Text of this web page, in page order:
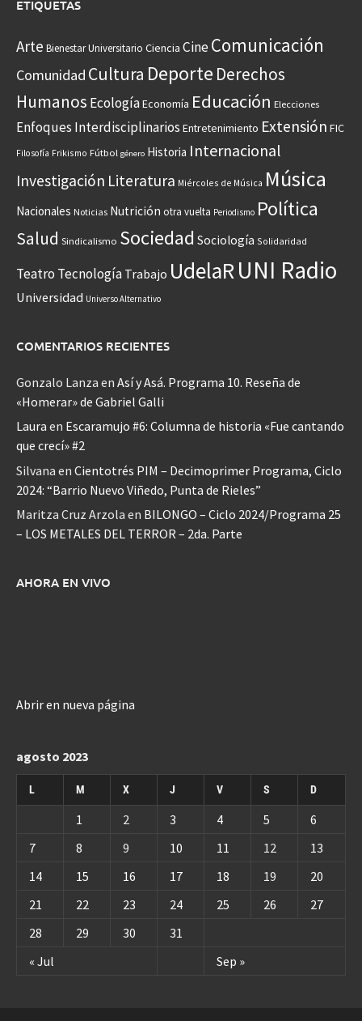
ETIQUETAS
Arte Bienestar Universitario Ciencia CineComunicación
Comunidad Cultura Deporte Derechos
Humanos EcologíaEconomía Educación Elecciones
Enfoques Interdisciplinarios Entretenimiento Extensión FIC
Filosofía Frikismo Fútbol género Historia Internacional
Investigación Literatura Miércoles de Música Música
Nacionales Noticias Nutrición otra vuelta Periodismo Política
Salud Sindicalismo Sociedad Sociología Solidaridad
Teatro Tecnología Trabajo UdelaR UNI Radio
Universidad Universo Alternativo
COMENTARIOS RECIENTES
Gonzalo Lanza en Así y Asá. Programa 10. Reseña de
«Homerar» de Gabriel Galli
Laura en Escaramujo #6: Columna de historia «Fue cantando
que crecí» #2
Silvana en Cientotrés PIM – Decimoprimer Programa, Ciclo
2024: “Barrio Nuevo Viñedo, Punta de Rieles”
Maritza Cruz Arzola en BILONGO – Ciclo 2024/Programa 25
– LOS METALES DEL TERROR – 2da. Parte
AHORA EN VIVO
Abrir en nueva página
agosto 2023
L M X J V S D
« Jul Sep »
1 2 3 4 5
6
7
8 9 10 11 12
13
14
15 16 17 18 19
20
21
22 23 24 25 26
27
28
29 30 31